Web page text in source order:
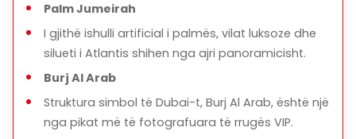
Palm Jumeirah
I gjithë ishulli artificial i palmës, vilat luksoze dhe
silueti i Atlantis shihen nga ajri panoramicisht.
Burj Al Arab
Struktura simbol të Dubai-t, Burj Al Arab, është një
nga pikat më të fotografuara të rrugës VIP.